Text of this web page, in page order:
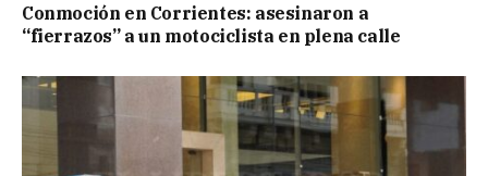
Conmoción en Corrientes: asesinaron a
“fierrazos” a un motociclista en plena calle